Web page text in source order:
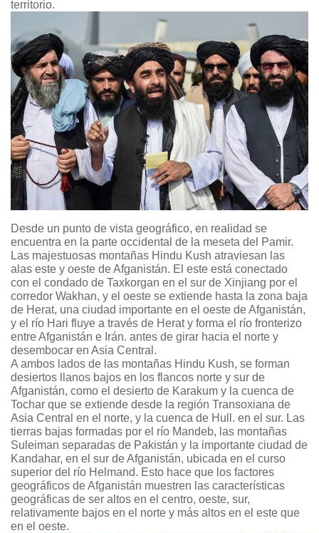
territorio.
Desde un punto de vista geográfico, en realidad se
encuentra en la parte occidental de la meseta del Pamir.
Las majestuosas montañas Hindu Kush atraviesan las
alas este y oeste de Afganistán. El este está conectado
con el condado de Taxkorgan en el sur de Xinjiang por el
corredor Wakhan, y el oeste se extiende hasta la zona baja
de Herat, una ciudad importante en el oeste de Afganistán,
y el río Hari fluye a través de Herat y forma el río fronterizo
entre Afganistán e Irán. antes de girar hacia el norte y
desembocar en Asia Central.
A ambos lados de las montañas Hindu Kush, se forman
desiertos llanos bajos en los flancos norte y sur de
Afganistán, como el desierto de Karakum y la cuenca de
Tochar que se extiende desde la región Transoxiana de
Asia Central en el norte, y la cuenca de Hull. en el sur. Las
tierras bajas formadas por el río Mandeb, las montañas
Suleiman separadas de Pakistán y la importante ciudad de
Kandahar, en el sur de Afganistán, ubicada en el curso
superior del río Helmand. Esto hace que los factores
geográficos de Afganistán muestren las características
geográficas de ser altos en el centro, oeste, sur,
relativamente bajos en el norte y más altos en el este que
en el oeste.